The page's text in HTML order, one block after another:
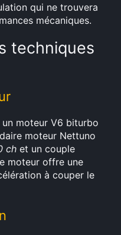
qui ne trouvera
mécaniques.
techniques
moteur V6 biturbo
moteur Nettuno
ch et un couple
moteur offre une
à couper le